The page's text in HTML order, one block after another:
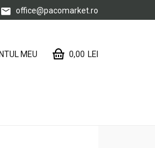
office@pacomarket.ro
MEU 0,00 LEI